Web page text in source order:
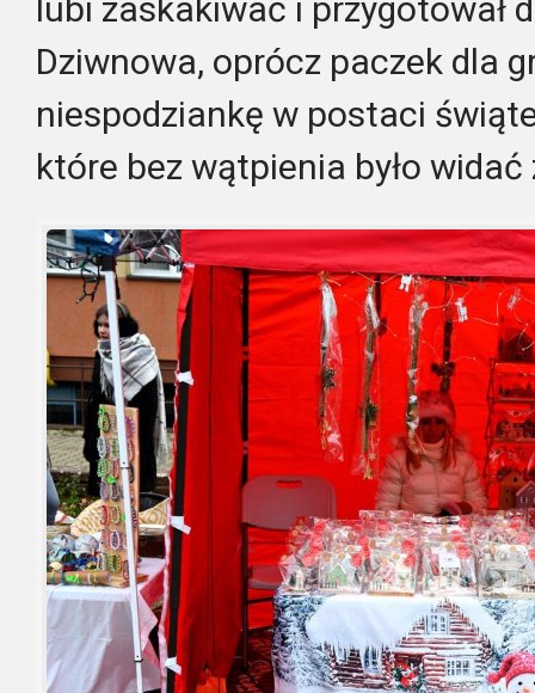
lubi zaskakiwać i przygotował
Dziwnowa, oprócz paczek dla
niespodziankę w postaci
które bez wątpienia było